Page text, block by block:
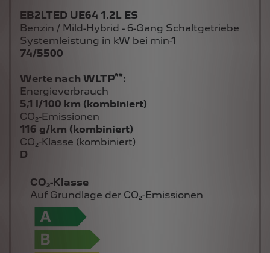
EB2LTED UE64 1.2L ES
Benzin / Mild-Hybrid - 6-Gang Schaltgetriebe
Systemleistung in kW bei min-1
74/5500
Werte nach WLTP**:
Energieverbrauch
5,1 l/100 km (kombiniert)
CO₂-Emissionen
116 g/km (kombiniert)
CO₂-Klasse (kombiniert)
D
CO₂-Klasse
Auf Grundlage der CO₂-Emissionen